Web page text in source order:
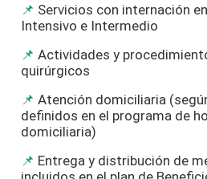
Servicios con internación
Intensivo e Intermedio
Actividades y
quirúrgicos
Atención domiciliaria
definidos en el programa de
domiciliaria)
Entrega y distribución de